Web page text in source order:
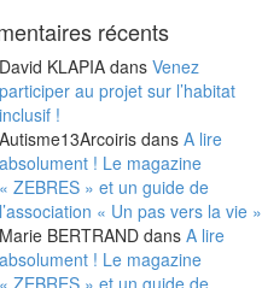
récents
David KLAPIA dans Venez
participer au projet sur l’habitat
inclusif !
Autisme13Arcoiris dans A lire
absolument ! Le magazine
« ZEBRES » et un guide de
l’association « Un pas vers la vie »
Marie BERTRAND dans A lire
absolument ! Le magazine
« ZEBRES » et un guide de